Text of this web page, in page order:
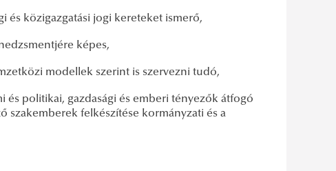
és közigazgatási jogi kereteket ismerő,
képes,
modellek szerint is szervezni tudó,
és politikai, gazdasági és emberi tényezők átfogó
szakemberek felkészítése kormányzati és a